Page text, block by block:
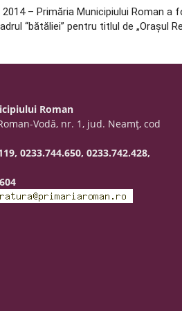
– Primăria Municipiului Roman
“bătăliei” pentru titlul de „Orașul
Roman
Vodă, nr. 1, jud. Neamţ, cod
0233.744.650, 0233.742.428,